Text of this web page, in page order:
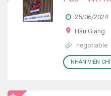
25/06/2024
Hậu Giang
negotiable
NHÂN VIÊN